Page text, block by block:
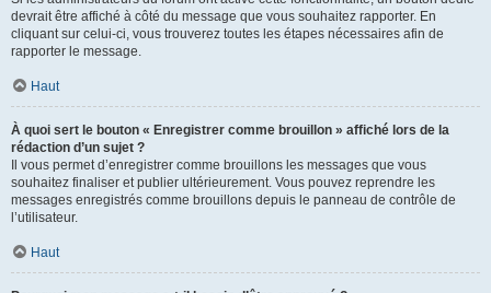
devrait être affiché à côté du message que vous souhaitez rapporter. En
cliquant sur celui-ci, vous trouverez toutes les étapes nécessaires afin de
rapporter le message.
Haut
À quoi sert le bouton « Enregistrer comme brouillon » affiché lors de la
rédaction d’un sujet ?
Il vous permet d’enregistrer comme brouillons les messages que vous
souhaitez finaliser et publier ultérieurement. Vous pouvez reprendre les
messages enregistrés comme brouillons depuis le panneau de contrôle de
l’utilisateur.
Haut